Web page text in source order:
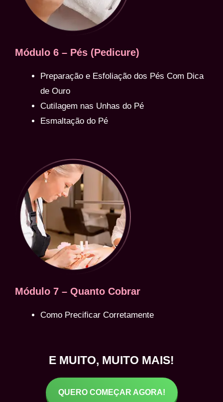
Módulo 6 – Pés (Pedicure)
Preparação e Esfoliação dos Pés Com Dica
de Ouro
Cutilagem nas Unhas do Pé
Esmaltação do Pé
Módulo 7 – Quanto Cobrar
Como Precificar Corretamente
E MUITO, MUITO MAIS!
QUERO COMEÇAR AGORA!